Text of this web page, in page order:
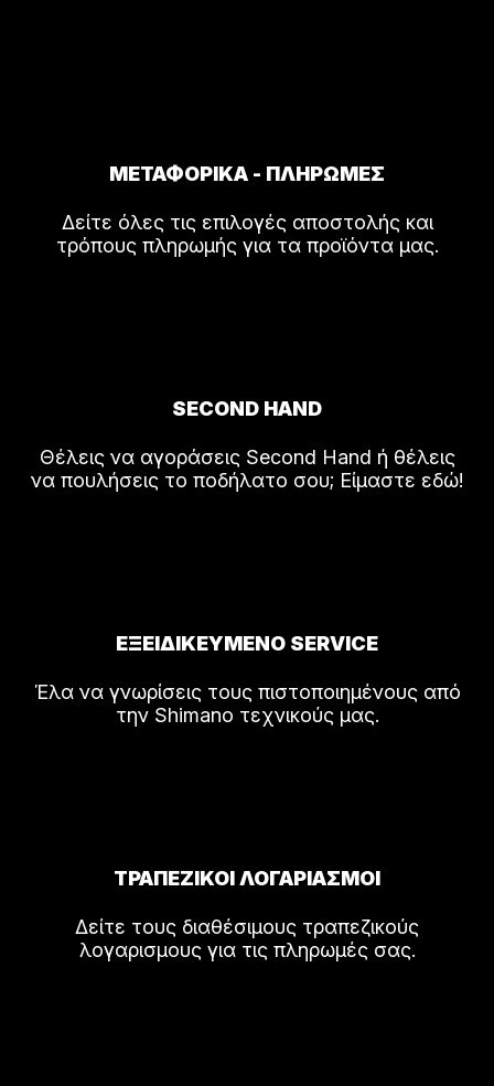
ΜΕΤΑΦΟΡΙΚΑ - ΠΛΗΡΩΜΕΣ
Δείτε όλες τις επιλογές αποστολής και
τρόπους πληρωμής για τα προϊόντα μας.
SECOND HAND
Θέλεις να αγοράσεις Second Hand ή θέλεις
να πουλήσεις το ποδήλατο σου; Είμαστε εδώ!
ΕΞΕΙΔΙΚΕΥΜΕΝΟ SERVICE
Έλα να γνωρίσεις τους πιστοποιημένους από
την Shimano τεχνικούς μας.
ΤΡΑΠΕΖΙΚΟΙ ΛΟΓΑΡΙΑΣΜΟΙ
Δείτε τους διαθέσιμους τραπεζικούς
λογαρισμους για τις πληρωμές σας.